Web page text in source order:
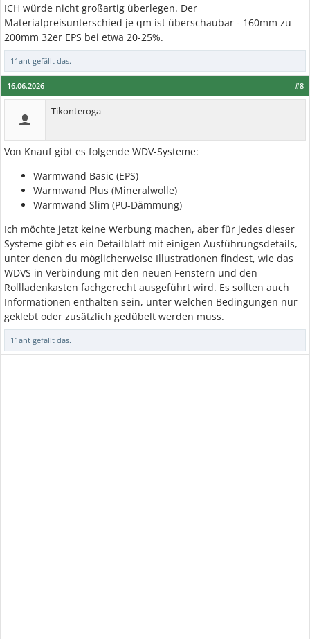
ICH würde nicht großartig überlegen. Der
Materialpreisunterschied je qm ist überschaubar - 160mm zu
200mm 32er EPS bei etwa 20-25%.
11ant gefällt das.
#8
16.06.2026
Tikonteroga
Von Knauf gibt es folgende WDV-Systeme:
Warmwand Basic (EPS)
Warmwand Plus (Mineralwolle)
Warmwand Slim (PU-Dämmung)
Ich möchte jetzt keine Werbung machen, aber für jedes dieser
Systeme gibt es ein Detailblatt mit einigen Ausführungsdetails,
unter denen du möglicherweise Illustrationen findest, wie das
WDVS in Verbindung mit den neuen Fenstern und den
Rollladenkasten fachgerecht ausgeführt wird. Es sollten auch
Informationen enthalten sein, unter welchen Bedingungen nur
geklebt oder zusätzlich gedübelt werden muss.
11ant gefällt das.